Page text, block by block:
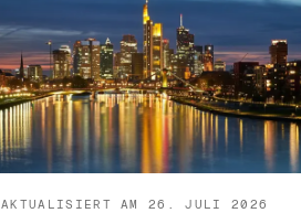
AKTUALISIERT AM 26. JULI 2026